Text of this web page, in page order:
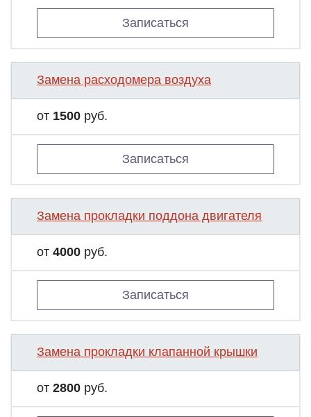
Записаться
Замена расходомера воздуха
от 1500 руб.
Записаться
Замена прокладки поддона двигателя
от 4000 руб.
Записаться
Замена прокладки клапанной крышки
от 2800 руб.